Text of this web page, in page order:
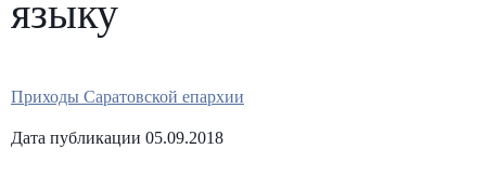
языку
Приходы Саратовской епархии
Дата публикации 05.09.2018